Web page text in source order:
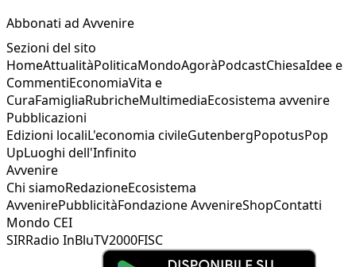
Abbonati ad Avvenire
Sezioni del sito
HomeAttualitàPoliticaMondoAgoràPodcastChiesaIdee e
CommentiEconomiaVita e
CuraFamigliaRubricheMultimediaEcosistema avvenire
Pubblicazioni
Edizioni localiL'economia civileGutenbergPopotusPop
UpLuoghi dell'Infinito
Avvenire
Chi siamoRedazioneEcosistema
AvvenirePubblicitàFondazione AvvenireShopContatti
Mondo CEI
SIRRadio InBluTV2000FISC